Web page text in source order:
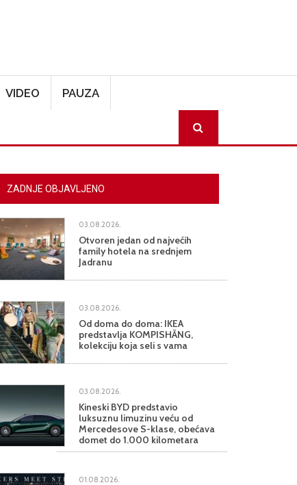
VIDEO PAUZA
ZADNJE OBJAVLJENO
03.08.2026.
Otvoren jedan od najvećih
family hotela na srednjem
Jadranu
03.08.2026.
Od doma do doma: IKEA
predstavlja KOMPISHÄNG,
kolekciju koja seli s vama
03.08.2026.
Kineski BYD predstavio
luksuznu limuzinu veću od
Mercedesove S-klase, obećava
domet do 1.000 kilometara
01.08.2026.